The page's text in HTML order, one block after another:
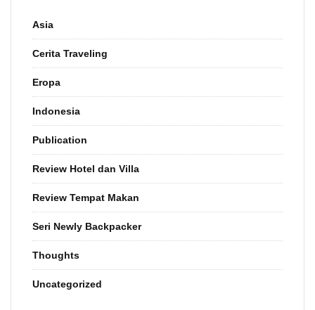
Asia
Cerita Traveling
Eropa
Indonesia
Publication
Review Hotel dan Villa
Review Tempat Makan
Seri Newly Backpacker
Thoughts
Uncategorized